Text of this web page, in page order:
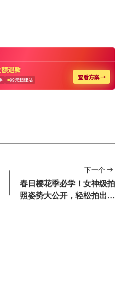
下一个
春日樱花季必学！女神级拍
照姿势大公开，轻松拍出氛